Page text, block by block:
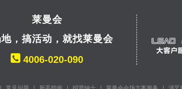
莱曼会
，搞活动，就找莱曼会
4006-020-090